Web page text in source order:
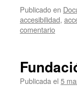
Publicado en
accesibilidad,
comentario
Publicada el 5